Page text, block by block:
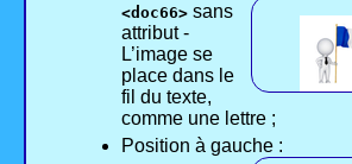
<doc66> sans
attribut -
L’image se
place dans le
fil du texte,
comme une lettre ;
Position à gauche :